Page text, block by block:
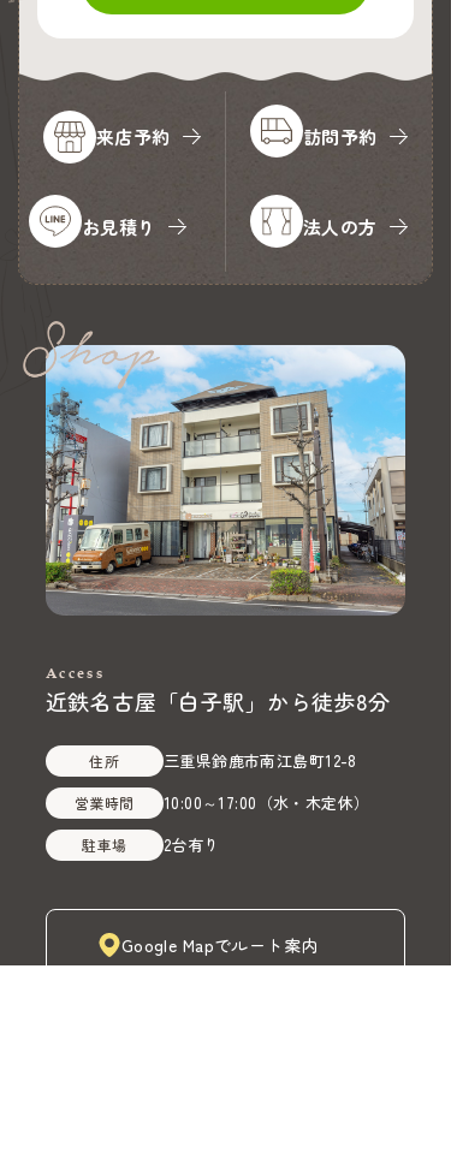
来店予約 訪問予約
お見積り 法人の方
Access
近鉄名古屋「白子駅」から徒歩8分
住所 三重県鈴鹿市南江島町12-8
営業時間 10:00～17:00 （水・木定休）
駐車場 2台有り
Google Mapでルート案内